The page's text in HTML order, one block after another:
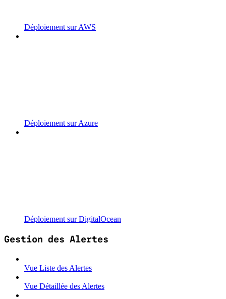
Déploiement sur AWS
Déploiement sur Azure
Déploiement sur DigitalOcean
Gestion des Alertes
Vue Liste des Alertes
Vue Détaillée des Alertes